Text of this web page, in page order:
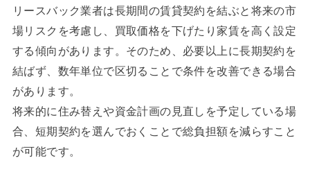
リースバック業者は長期間の賃貸契約を結ぶと将来の市
場リスクを考慮し、買取価格を下げたり家賃を高く設定
する傾向があります。そのため、必要以上に長期契約を
結ばず、数年単位で区切ることで条件を改善できる場合
があります。
将来的に住み替えや資金計画の見直しを予定している場
合、短期契約を選んでおくことで総負担額を減らすこと
が可能です。